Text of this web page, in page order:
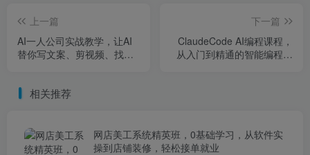
上一篇
AI一人公司实战教学，让AI
替你写文案、剪视频、找客
下一篇
ClaudeCode AI编程课程，
从入门到精通的智能编程之
相关推荐
网店美工系统精英班，0基础学习，从软件实
操到店铺装修，轻松接单就业